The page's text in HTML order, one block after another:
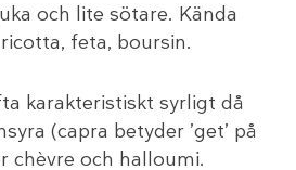
och lite sötare. Kända
feta, boursin.
karakteristiskt syrligt då
(capra betyder ’get’ på
chèvre och halloumi.